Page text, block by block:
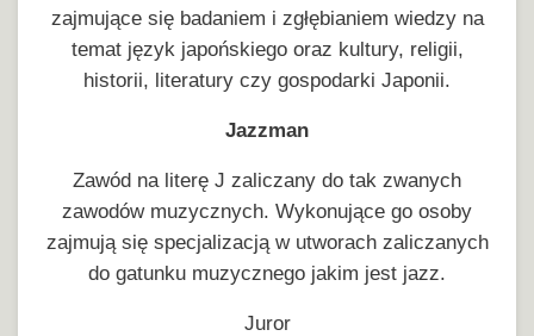
zajmujące się badaniem i zgłębianiem wiedzy na
temat język japońskiego oraz kultury, religii,
historii, literatury czy gospodarki Japonii.
Jazzman
Zawód na literę J zaliczany do tak zwanych
zawodów muzycznych. Wykonujące go osoby
zajmują się specjalizacją w utworach zaliczanych
do gatunku muzycznego jakim jest jazz.
Juror